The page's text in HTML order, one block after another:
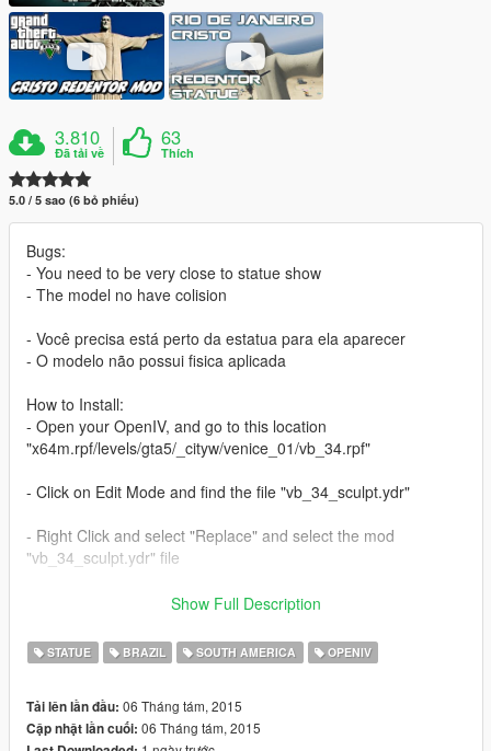
3.810
Đã tải về
63
Thích
5.0 / 5 sao (6 bỏ phiếu)
Bugs:
- You need to be very close to statue show
- The model no have colision
- Você precisa está perto da estatua para ela aparecer
- O modelo não possui fisica aplicada
How to Install:
- Open your OpenIV, and go to this location
"x64m.rpf/levels/gta5/_cityw/venice_01/vb_34.rpf"
- Click on Edit Mode and find the file "vb_34_sculpt.ydr"
- Right Click and select "Replace" and select the mod
"vb_34_sculpt.ydr" file
- Go to "File" and click on "Rebuild" or Shift+Ctrl+R and Rebuild
- Done!
- Abra seu Open IV e va até o seguinte diretório
Show Full Description
STATUE BRAZIL SOUTH AMERICA OPENIV
Tải lên lần đầu: 06 Tháng tám, 2015
Cập nhật lần cuối: 06 Tháng tám, 2015